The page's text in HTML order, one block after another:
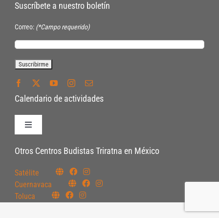
Suscríbete a nuestro boletín
Correo: (*Campo requerido)
Calendario de actividades
Toggle
Políticas de Inscripción
Políticas Internas
Otros Centros Budistas Triratna en México
Satélite
Cuernavaca
Toluca